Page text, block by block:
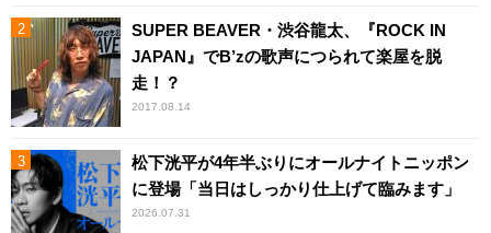
SUPER BEAVER・渋谷龍太、『ROCK IN
JAPAN』でB’zの歌声につられて楽屋を脱
走！？
2017.08.14
松下洸平が4年半ぶりにオールナイトニッポン
に登場「当日はしっかり仕上げて臨みます」
2026.07.31